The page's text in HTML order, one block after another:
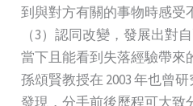
到與對方有關的事物時感受
（3）認同改變，發展出對
當下且能看到失落經驗帶來
孫頌賢教授在 2003 年也曾
發現，分手前後歷程可大致